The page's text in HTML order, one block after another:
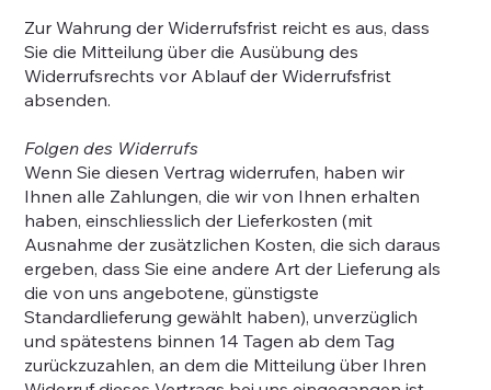
Zur Wahrung der Widerrufsfrist reicht es aus, dass
Sie die Mitteilung über die Ausübung des
Widerrufsrechts vor Ablauf der Widerrufsfrist
absenden.
Folgen des Widerrufs
Wenn Sie diesen Vertrag widerrufen, haben wir
Ihnen alle Zahlungen, die wir von Ihnen erhalten
haben, einschliesslich der Lieferkosten (mit
Ausnahme der zusätzlichen Kosten, die sich daraus
ergeben, dass Sie eine andere Art der Lieferung als
die von uns angebotene, günstigste
Standardlieferung gewählt haben), unverzüglich
und spätestens binnen 14 Tagen ab dem Tag
zurückzuzahlen, an dem die Mitteilung über Ihren